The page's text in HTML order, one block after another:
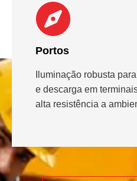
Portos
Iluminação robusta
e descarga em
alta resistência a